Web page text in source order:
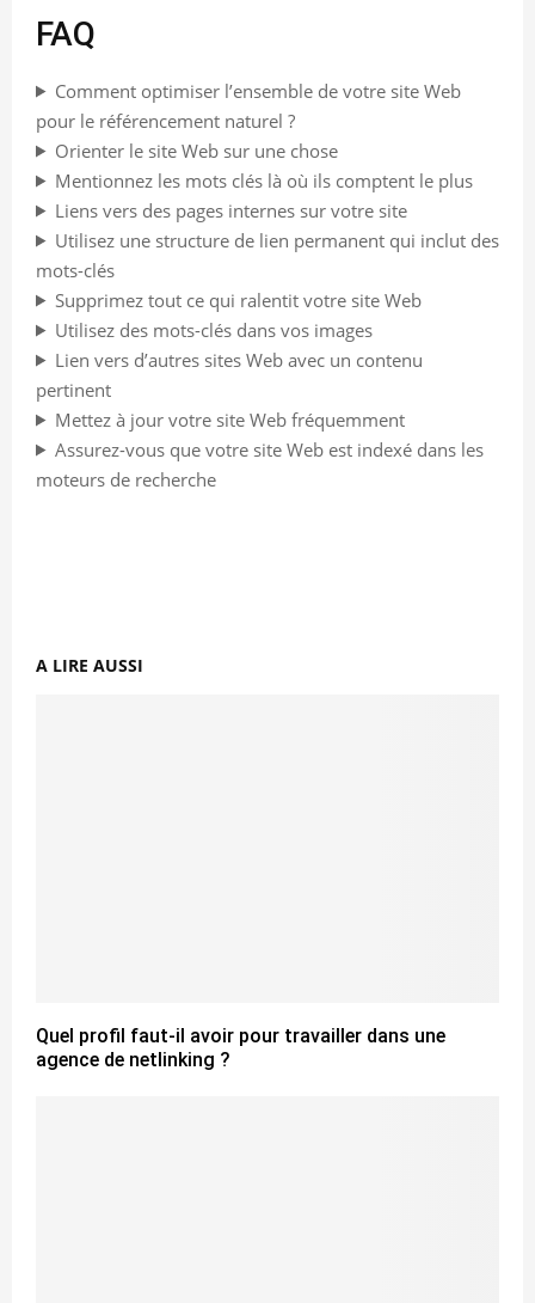
FAQ
Comment optimiser l’ensemble de votre site Web
pour le référencement naturel ?
Orienter le site Web sur une chose
Mentionnez les mots clés là où ils comptent le plus
Liens vers des pages internes sur votre site
Utilisez une structure de lien permanent qui inclut des
mots-clés
Supprimez tout ce qui ralentit votre site Web
Utilisez des mots-clés dans vos images
Lien vers d’autres sites Web avec un contenu
pertinent
Mettez à jour votre site Web fréquemment
Assurez-vous que votre site Web est indexé dans les
moteurs de recherche
A LIRE AUSSI
Quel profil faut-il avoir pour travailler dans une
agence de netlinking ?